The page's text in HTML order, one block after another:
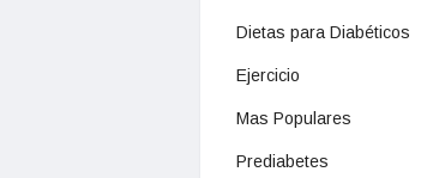
Dietas para Diabéticos
Ejercicio
Mas Populares
Prediabetes